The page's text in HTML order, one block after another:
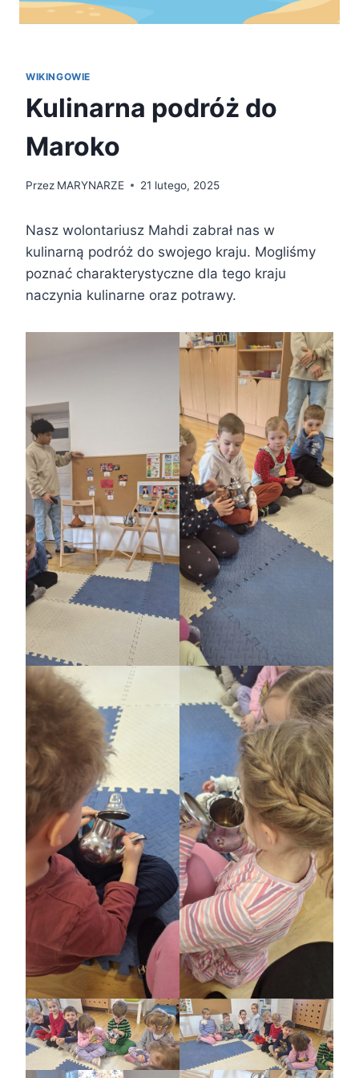
WIKINGOWIE
Kulinarna podróż do
Maroko
Przez MARYNARZE 21 lutego, 2025
Nasz wolontariusz Mahdi zabrał nas w
kulinarną podróż do swojego kraju. Mogliśmy
poznać charakterystyczne dla tego kraju
naczynia kulinarne oraz potrawy.